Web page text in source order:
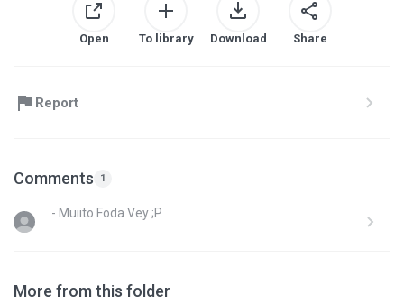
Open To library Download Share
Report
Comments 1
- Muiito Foda Vey ;P
More from this folder